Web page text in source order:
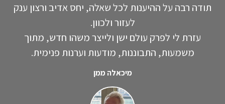
תודה רבה על ההיענות לכל שאלה, יחס אדיב ורצון ענק
לעזור ולכוון.
עזרת לי לפרק עולם ישן ולייצר משהו חדש, מתוך
משמעות, התבוננות, מודעות וערנות פנימית.
מיכאלה ממן